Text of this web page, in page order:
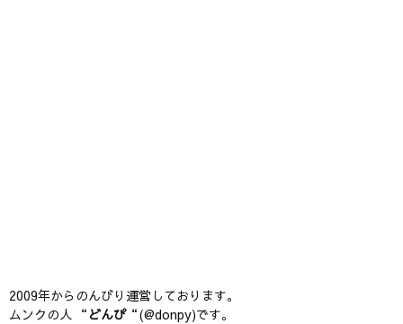
2009年からのんびり運営しております。
ムンクの人 “ どんぴ“(@donpy)です。